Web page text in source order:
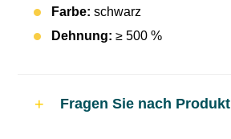
Farbe:schwarz
Dehnung: ≥ 500 %
Fragen Sie nach Produkt